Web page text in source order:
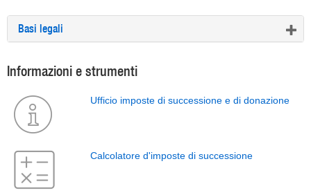
Basi legali
Informazioni e strumenti
Ufficio imposte di successione e di donazione
Calcolatore d'imposte di successione